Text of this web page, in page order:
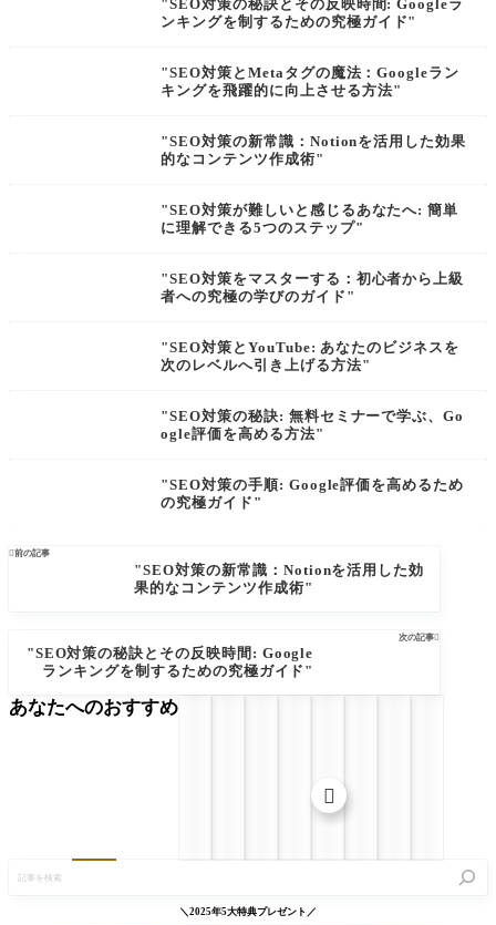
"SEO対策の秘訣とその反映時間: Googleラ
ンキングを制するための究極ガイド"
"SEO対策とMetaタグの魔法：Googleラン
キングを飛躍的に向上させる方法"
"SEO対策の新常識：Notionを活用した効果
的なコンテンツ作成術"
"SEO対策が難しいと感じるあなたへ: 簡単
に理解できる5つのステップ"
"SEO対策をマスターする：初心者から上級
者への究極の学びのガイド"
"SEO対策とYouTube: あなたのビジネスを
次のレベルへ引き上げる方法"
"SEO対策の秘訣: 無料セミナーで学ぶ、Go
ogle評価を高める方法"
"SEO対策の手順: Google評価を高めるため
の究極ガイド"
前の記事
"SEO対策の新常識：Notionを活用した効
果的なコンテンツ作成術"
次の記事
"SEO対策の秘訣とその反映時間: Google
ランキングを制するための究極ガイド"
＼2025年5大特典プレゼント／
あなたへのおすすめ
